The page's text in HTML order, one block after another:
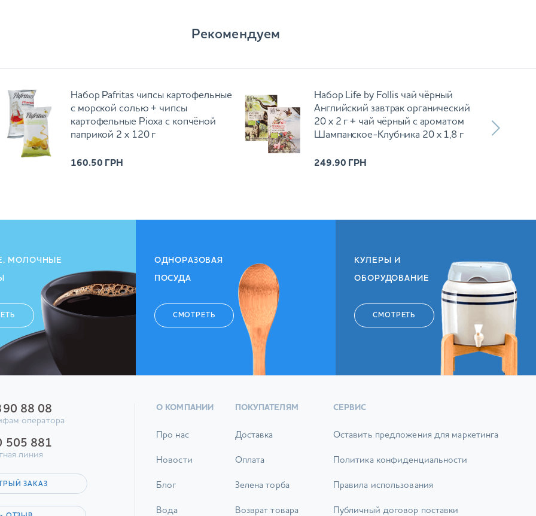
Рекомендуем
Набор Pafritas чипсы картофельные
с морской солью + чипсы
картофельные Ріоха с копчёной
паприкой 2 х 120 г
160.50 ГРН
Набор Life by Follis чай чёрный
Английский завтрак органический
20 х 2 г + чай чёрный с ароматом
Шампанское-Клубника 20 х 1,8 г
249.90 ГРН
МОЛОЧНЫЕ ОДНОРАЗОВАЯ
ПОСУДА
СМОТРЕТЬ
КУЛЕРЫ И
ОБОРУДОВАНИЕ
СМОТРЕТЬ
88 08
оператора
505 881
линия
ЗАКАЗ
О КОМПАНИИ
Про нас
Новости
Блог
Вода
ПОКУПАТЕЛЯМ
Доставка
Оплата
Зелена торба
Возврат товара
СЕРВИС
Оставить предложения для маркетинга
Политика конфиденциальности
Правила использования
Публичный договор поставки